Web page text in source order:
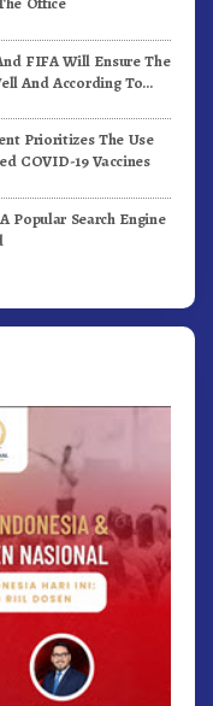
FIFA Will Ensure The
And According To
Prioritizes The Use
COVID-19 Vaccines
Popular Search Engine